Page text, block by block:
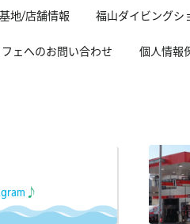
地/店舗情報 福山ダイビングシ
ェへのお問い合わせ 個人情報
♪